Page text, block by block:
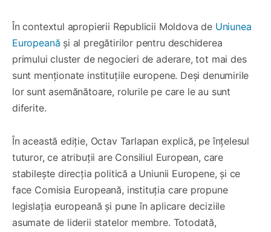
În contextul apropierii Republicii Moldova de Uniunea
Europeană și al pregătirilor pentru deschiderea
primului cluster de negocieri de aderare, tot mai des
sunt menționate instituțiile europene. Deși denumirile
lor sunt asemănătoare, rolurile pe care le au sunt
diferite.
În această ediție, Octav Tarlapan explică, pe înțelesul
tuturor, ce atribuții are Consiliul European, care
stabilește direcția politică a Uniunii Europene, și ce
face Comisia Europeană, instituția care propune
legislația europeană și pune în aplicare deciziile
asumate de liderii statelor membre. Totodată,